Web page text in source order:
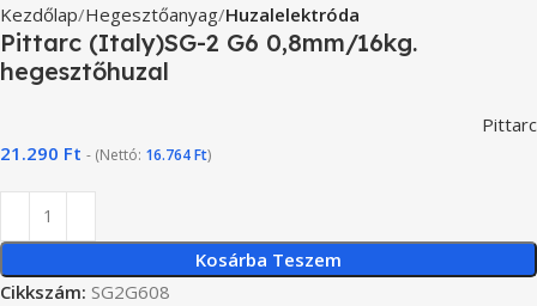
Kezdőlap Hegesztőanyag Huzalelektróda
Pittarc (Italy)SG-2 G6 0,8mm/16kg.
hegesztőhuzal
Pittarc
21.290 Ft - (Nettó: 16.764Ft)
Kosárba Teszem
Cikkszám: SG2G608